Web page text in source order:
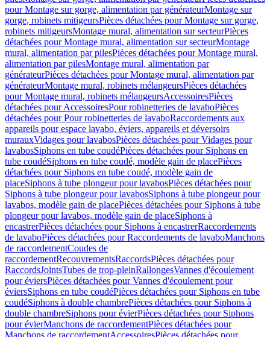
pour Montage sur gorge, alimentation par générateurMontage sur
gorge, robinets mitigeursPièces détachées pour Montage sur gorge,
robinets mitigeursMontage mural, alimentation sur secteurPièces
détachées pour Montage mural, alimentation sur secteurMontage
mural, alimentation par pilesPièces détachées pour Montage mural,
alimentation par pilesMontage mural, alimentation par
générateurPièces détachées pour Montage mural, alimentation par
générateurMontage mural, robinets mélangeursPièces détachées
pour Montage mural, robinets mélangeursAccessoiresPièces
détachées pour AccessoiresPour robinetteries de lavaboPièces
détachées pour Pour robinetteries de lavaboRaccordements aux
appareils pour espace lavabo, éviers, appareils et déversoirs
murauxVidages pour lavabosPièces détachées pour Vidages pour
lavabosSiphons en tube coudéPièces détachées pour Siphons en
tube coudéSiphons en tube coudé, modèle gain de placePièces
détachées pour Siphons en tube coudé, modèle gain de
placeSiphons à tube plongeur pour lavabosPièces détachées pour
Siphons à tube plongeur pour lavabosSiphons à tube plongeur pour
lavabos, modèle gain de placePièces détachées pour Siphons à tube
plongeur pour lavabos, modèle gain de placeSiphons à
encastrerPièces détachées pour Siphons à encastrerRaccordements
de lavaboPièces détachées pour Raccordements de lavaboManchons
de raccordementCoudes de
raccordementRecouvrementsRaccordsPièces détachées pour
RaccordsJointsTubes de trop-pleinRallongesVannes d'écoulement
pour éviersPièces détachées pour Vannes d'écoulement pour
éviersSiphons en tube coudéPièces détachées pour Siphons en tube
coudéSiphons à double chambrePièces détachées pour Siphons à
double chambreSiphons pour évierPièces détachées pour Siphons
pour évierManchons de raccordementPièces détachées pour
Manchons de raccordementAccessoiresPièces détachées pour